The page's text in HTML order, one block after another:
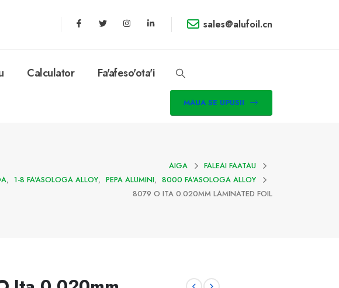
sales@alufoil.cn
Calculator Fa'afeso'ota'i
MAUA SE UPUSII
AIGA
FALEAI FAATAU
, 1-8 FA'ASOLOGA ALLOY, PEPA ALUMINI, 8000 FA'ASOLOGA ALLOY
8079 O ITA 0.020MM LAMINATED FOIL